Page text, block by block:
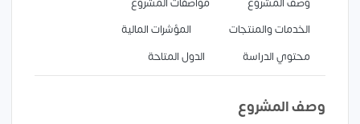
الخدمات والمنتجات
المؤشرات المالية
محتوي الدراسة
الدول المتاحة
وصف المشروع